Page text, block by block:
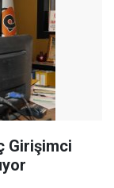
Girişimci